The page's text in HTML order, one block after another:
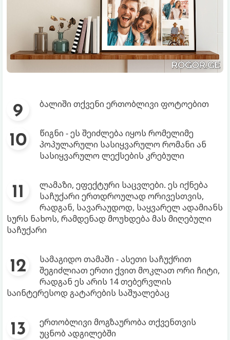
ბალიში თქვენი ერთობლივი ფოტოებით
წიგნი - ეს შეიძლება იყოს რომელიმე
პოპულარული სასიყვარულო რომანი ან
სასიყვარულო ლექსების კრებული
ლამაზი, ეფექტური საცვლები. ეს იქნება
საჩუქარი ერთდროულად ორივესთვის,
რადგან, სავარაუდოდ, საყვარელ ადამიანს
სურს ნახოს, რამდენად მოუხდება მას მიღებული
საჩუქარი
სამაგიდო თამაში - ასეთი საჩუქრით
შეგიძლიათ ერთი ქვით მოკლათ ორი ჩიტი,
რადგან ეს არის 14 თებერვლის
საინტერესოდ გატარების საშუალებაც
ერთობლივი მოგზაურობა თქვენთვის
უცნობ ადგილებში